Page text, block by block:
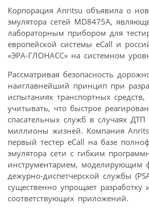
Корпорация Anritsu объявила о
эмулятора сетей MD8475A,
лабораторным прибором для
европейской системы eCall и
«ЭРА-ГЛОНАСС» на системном
Рассматривая безопасность
наиглавнейший принцип при
испытаниях транспортных
учитывать, что быстрое
спасательных служб в случаях ДТП
миллионы жизней. Компания
первый тестер eCall на базе
эмулятора сети с гибким
инструментарием, моделирующим
дежурно-диспетчерской службы
существенно упрощает разработку
соответствующих приложений.